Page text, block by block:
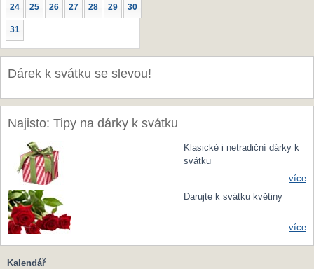
24 25 26 27 28 29 30
31
Dárek k svátku se slevou!
Najisto: Tipy na dárky k svátku
Klasické i netradiční dárky k
svátku
více
Darujte k svátku květiny
více
Kalendář